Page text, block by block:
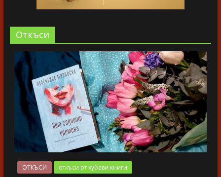
Oткъси
ОТКЪСИ откъси от хубави книги